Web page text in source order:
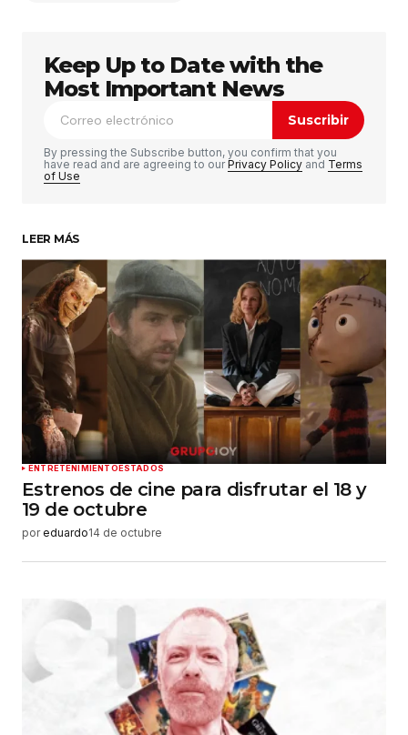
Tu dirección de correo electrónico no será
publicada. Los campos obligatorios están
marcados con *
Comentario *
Su nombre*
Tu correo electrónico*
Guardar mi nombre, correo electrónico y sitio
web en este navegador para la próxima vez que
haga un comentario.
Enviar comentario
Keep Up to Date with the
Most Important News
Suscribir
By pressing the Subscribe button, you confirm that you
have read and are agreeing to ourPrivacy Policy and Terms
of Use
LEER MÁS
ENTRETENIMIENTO ESTADOS
Estrenos de cine para disfrutar el 18 y
19 de octubre
por eduardo14 de octubre